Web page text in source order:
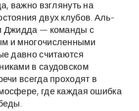
важно взглянуть на
двух клубов. Аль-
Джидда — команды с
и многочисленными
давно считаются
в саудовском
всегда проходят в
где каждая ошибка